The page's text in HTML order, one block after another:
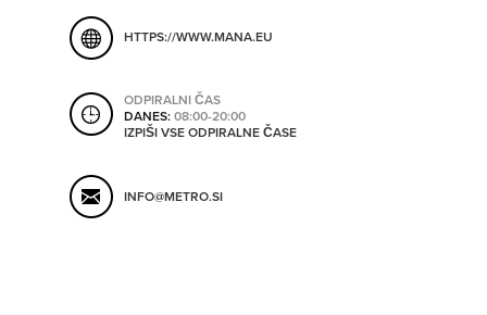
SO ODPRTA V HTTPS://WWW.MANA.EU
ODPIRALNI ČAS
DANES:08:00-20:00
IZPIŠI VSE ODPIRALNE ČASE
INFO@METRO.SI